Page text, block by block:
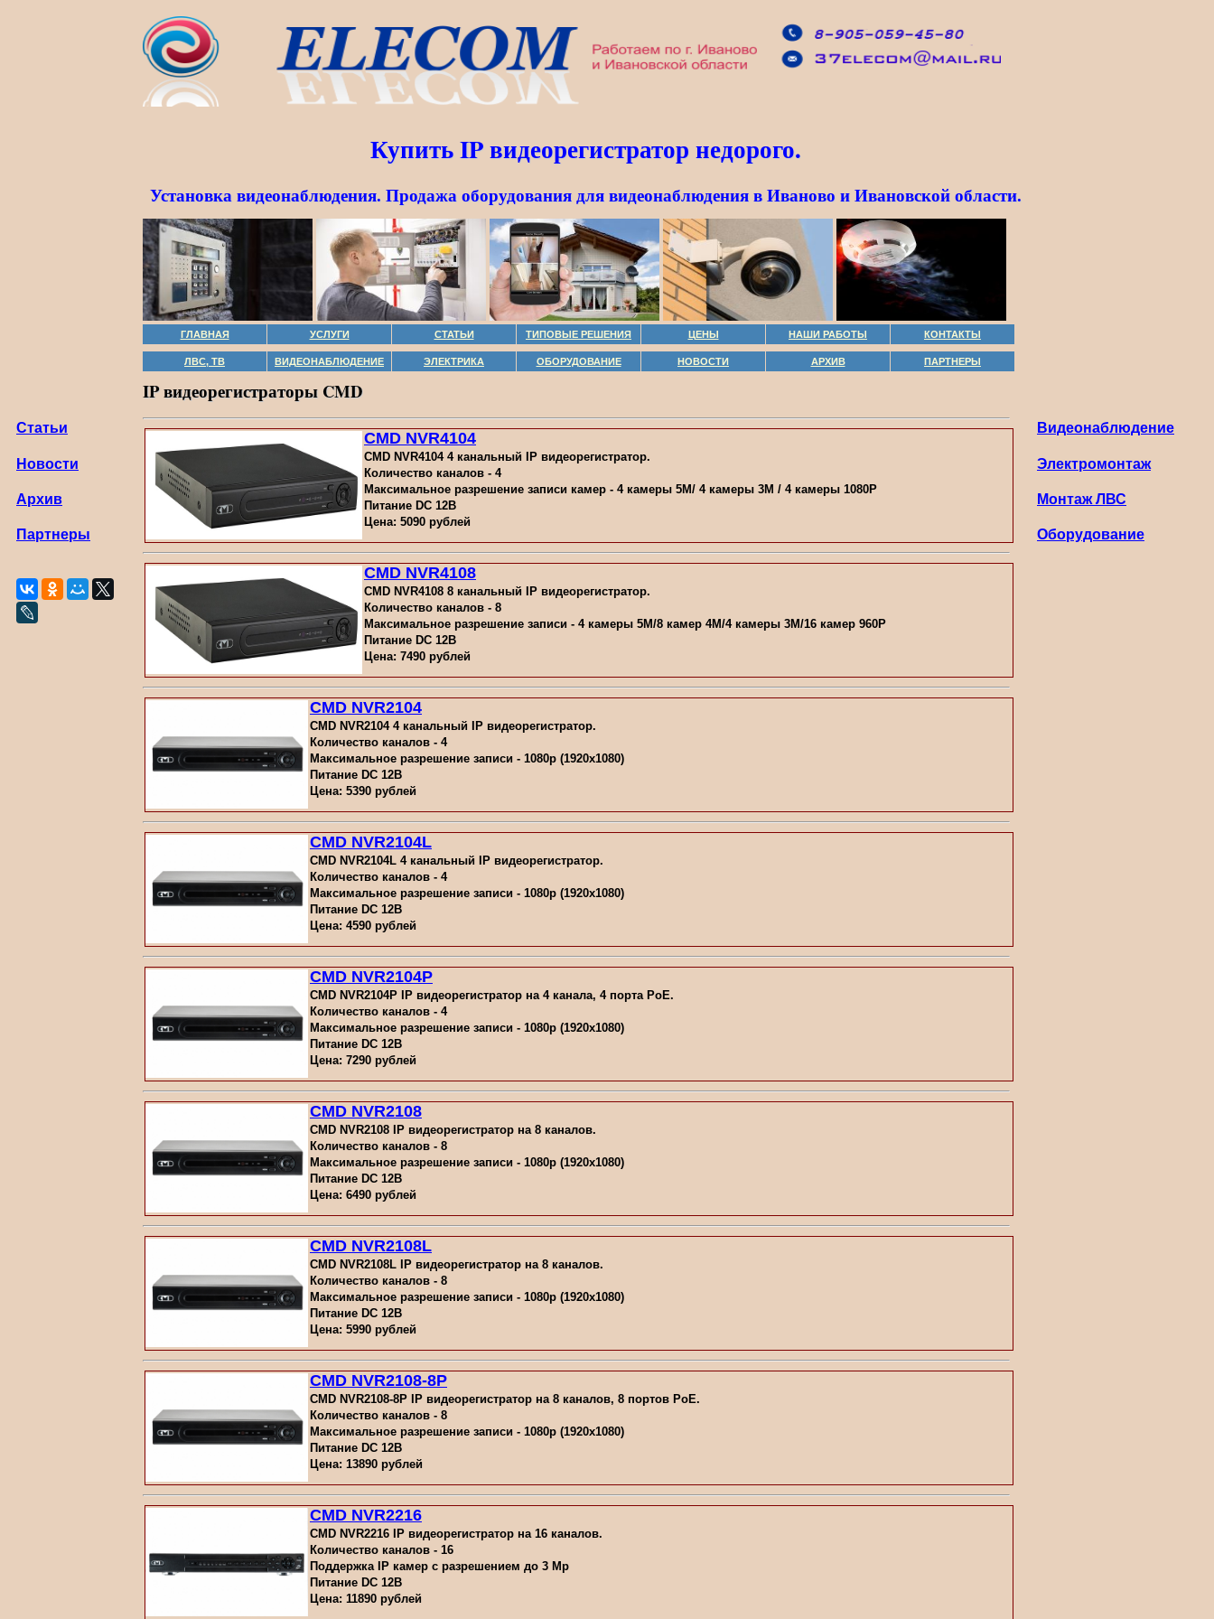
Купить IP видеорегистратор недорого.
Установка видеонаблюдения. Продажа оборудования для видеонаблюдения в Иваново и Ивановской области.
ГЛАВНАЯ УСЛУГИ СТАТЬИ ТИПОВЫЕ РЕШЕНИЯ ЦЕНЫ НАШИ РАБОТЫ КОНТАКТЫ
ЛВС, ТВ ВИДЕОНАБЛЮДЕНИЕ ЭЛЕКТРИКА ОБОРУДОВАНИЕ НОВОСТИ АРХИВ ПАРТНЕРЫ
Статьи
Новости
Архив
Партнеры
Видеонаблюдение
Электромонтаж
Монтаж ЛВС
Оборудование
IP видеорегистраторы CMD
CMD NVR4104
CMD NVR4104 4 канальный IP видеорегистратор.
Количество каналов - 4
Максимальное разрешение записи камер - 4 камеры 5M/ 4 камеры 3M / 4 камеры 1080P
Питание DC 12В
Цена: 5090 рублей
CMD NVR4108
CMD NVR4108 8 канальный IP видеорегистратор.
Количество каналов - 8
Максимальное разрешение записи - 4 камеры 5M/8 камер 4M/4 камеры 3M/16 камер 960P
Питание DC 12В
Цена: 7490 рублей
CMD NVR2104
CMD NVR2104 4 канальный IP видеорегистратор.
Количество каналов - 4
Максимальное разрешение записи - 1080p (1920x1080)
Питание DC 12В
Цена: 5390 рублей
CMD NVR2104L
CMD NVR2104L 4 канальный IP видеорегистратор.
Количество каналов - 4
Максимальное разрешение записи - 1080p (1920x1080)
Питание DC 12В
Цена: 4590 рублей
CMD NVR2104P
CMD NVR2104P IP видеорегистратор на 4 канала, 4 порта PoE.
Количество каналов - 4
Максимальное разрешение записи - 1080p (1920x1080)
Питание DC 12В
Цена: 7290 рублей
CMD NVR2108
CMD NVR2108 IP видеорегистратор на 8 каналов.
Количество каналов - 8
Максимальное разрешение записи - 1080p (1920x1080)
Питание DC 12В
Цена: 6490 рублей
CMD NVR2108L
CMD NVR2108L IP видеорегистратор на 8 каналов.
Количество каналов - 8
Максимальное разрешение записи - 1080p (1920x1080)
Питание DC 12В
Цена: 5990 рублей
CMD NVR2108-8P
CMD NVR2108-8P IP видеорегистратор на 8 каналов, 8 портов PoE.
Количество каналов - 8
Максимальное разрешение записи - 1080p (1920x1080)
Питание DC 12В
Цена: 13890 рублей
CMD NVR2216
CMD NVR2216 IP видеорегистратор на 16 каналов.
Количество каналов - 16
Поддержка IP камер с разрешением до 3 Mp
Питание DC 12В
Цена: 11890 рублей